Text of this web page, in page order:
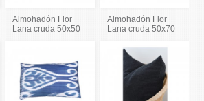
Almohadón Flor
Lana cruda 50x50
Almohadón Flor
Lana cruda 50x70